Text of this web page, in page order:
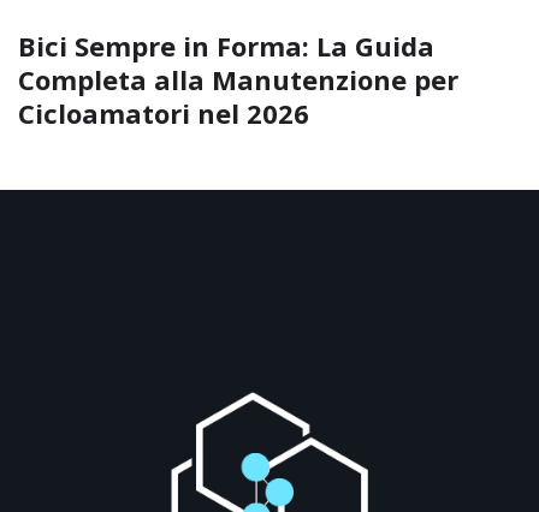
Bici Sempre in Forma: La Guida
Completa alla Manutenzione per
Cicloamatori nel 2026